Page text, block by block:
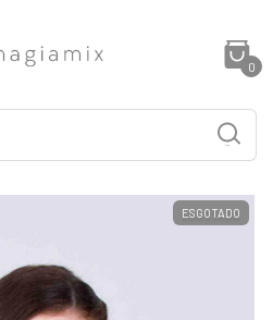
0
ESGOTADO